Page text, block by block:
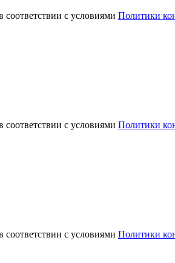
с условиями Политики
с условиями Политики
с условиями Политики